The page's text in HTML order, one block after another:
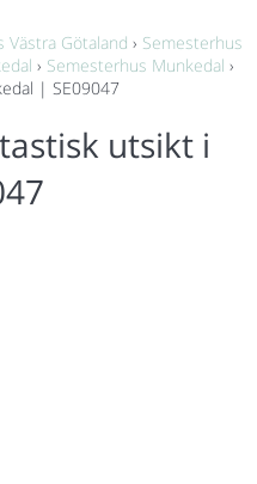
Västra Götaland › Semesterhus
› Semesterhus Munkedal ›
| SE09047
utsikt i